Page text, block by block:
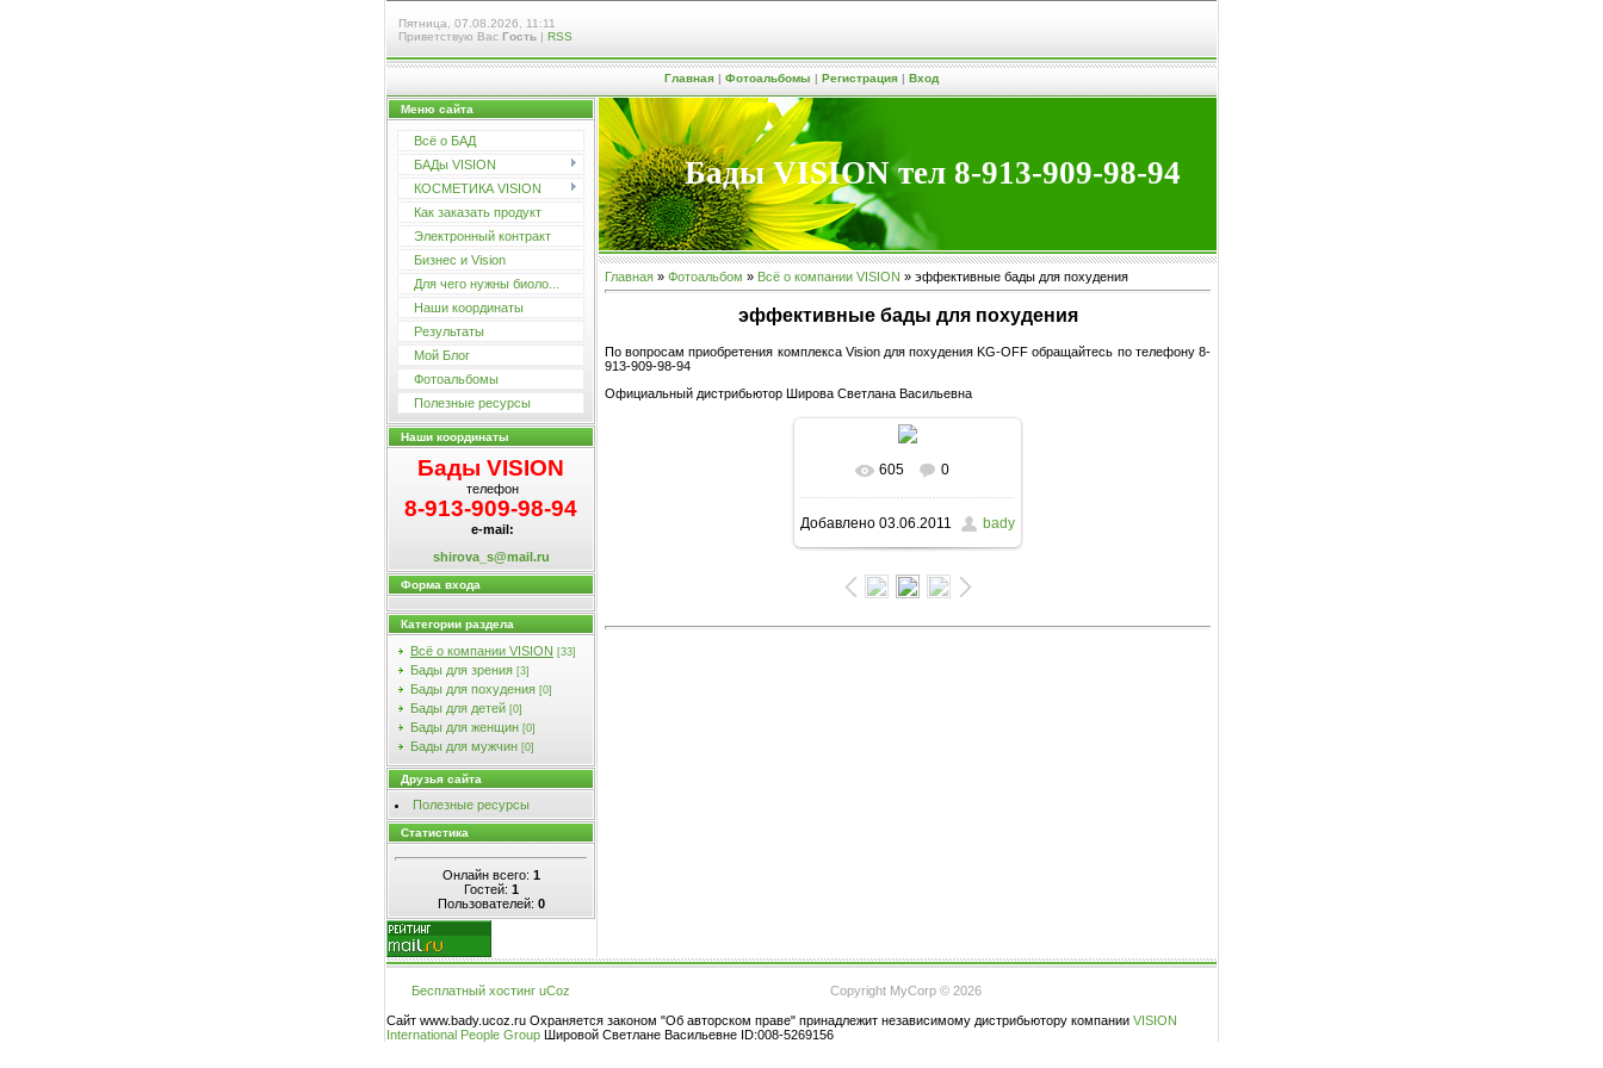
Пятница, 07.08.2026, 11:11
Приветствую Вас Гость | RSS
Главная | Фотоальбомы | Регистрация | Вход
Меню сайта
Всё о БАД
БАДы VISION
КОСМЕТИКА VISION
Как заказать продукт
Электронный контракт
Бизнес и Vision
Для чего нужны биоло...
Наши координаты
Результаты
Мой Блог
Фотоальбомы
Полезные ресурсы
Наши координаты
Бады VISION
телефон
8-913-909-98-94
e-mail:
shirova_s@mail.ru
Форма входа
Категории раздела
Всё о компании VISION [33]
Бады для зрения [3]
Бады для похудения [0]
Бады для детей [0]
Бады для женщин [0]
Бады для мужчин [0]
Друзья сайта
Полезные ресурсы
Статистика
Онлайн всего: 1
Гостей: 1
Пользователей: 0
Бады VISION тел 8-913-909-98-94
Главная » Фотоальбом » Всё о компании VISION » эффективные бады для похудения
эффективные бады для похудения
По вопросам приобретения комплекса Vision для похудения KG-OFF обращайтесь по телефону 8-
913-909-98-94
Официальный дистрибьютор Широва Светлана Васильевна
605 0
Добавлено 03.06.2011 bady
Бесплатный хостинг uCoz Copyright MyCorp © 2026
Сайт www.bady.ucoz.ru Охраняется законом "Об авторском праве" принадлежит независимому дистрибьютору компании VISION
International People Group Шировой Светлане Васильевне ID:008-5269156